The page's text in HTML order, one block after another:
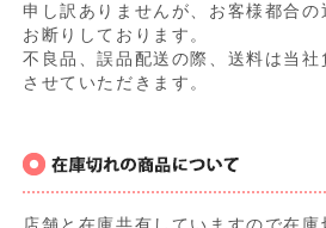
申し訳ありませんが、お客様都合の
お断りしております。
不良品、誤品配送の際、送料は当社
させていただきます。